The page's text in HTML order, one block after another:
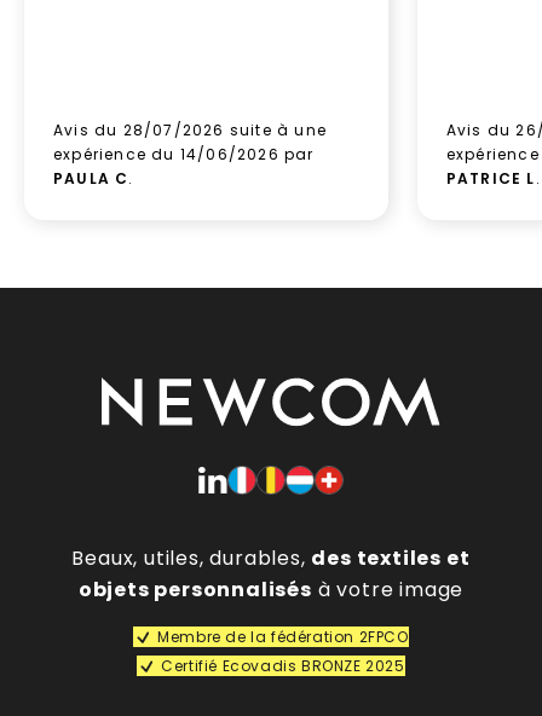
Avis du 28/07/2026 suite à une
expérience du 14/06/2026 par
PAULA C.
Avis du
PATRICE L.
Beaux, utiles, durables, des textiles et
objets personnalisés à votre image
Membre de la fédération 2FPCO
Certifié Ecovadis BRONZE 2025